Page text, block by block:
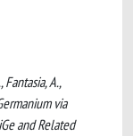
Fantasia, A.,
via
and Related